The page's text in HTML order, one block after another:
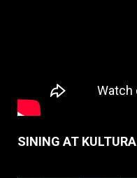
SINING AT KULTURA